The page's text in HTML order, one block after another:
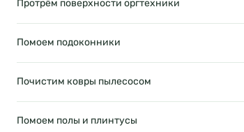
Протрём поверхности оргтехники
Помоем подоконники
Почистим ковры пылесосом
Помоем полы и плинтусы